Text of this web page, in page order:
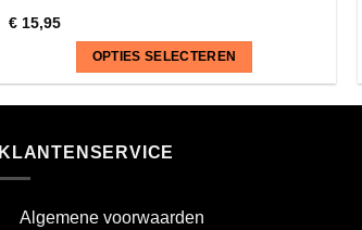
€15,95
OPTIES SELECTEREN
heeft
Deze
KLANTENSERVICE
Algemene voorwaarden